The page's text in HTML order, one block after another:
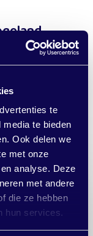
te
te bieden
Ook delen we
met onze
analyse. Deze
met andere
die ze hebben
hun services.
Onze
slot